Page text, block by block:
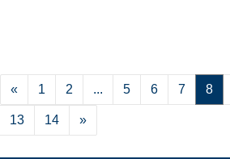
« 1 2 ... 5 6 7 8
13 14 »